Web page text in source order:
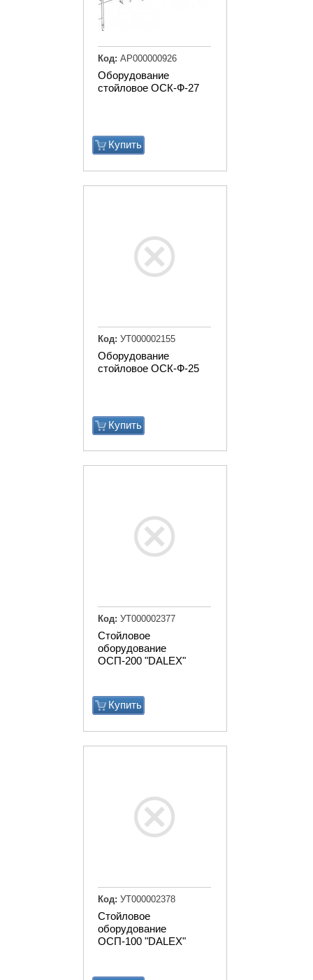
Оборудование
стойловое ОСК-Ф-27
Купить
Код: АР000000926
Оборудование
стойловое ОСК-Ф-25
Купить
Код: УТ000002155
Стойловое
оборудование
ОСП-200 "DALEX"
Купить
Код: УТ000002377
Стойловое
оборудование
ОСП-100 "DALEX"
Код: УТ000002378